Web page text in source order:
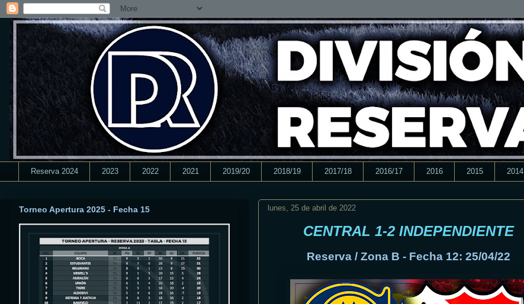
Reserva 2024 2023 2022 2021 2019/20 2018/19 2017/18 2016/17 2016 2015 2014
lunes, 25 de abril de 2022
CENTRAL 1-2 INDEPENDIENTE
Reserva / Zona B - Fecha 12: 25/04/22
Torneo Apertura 2025 - Fecha 15